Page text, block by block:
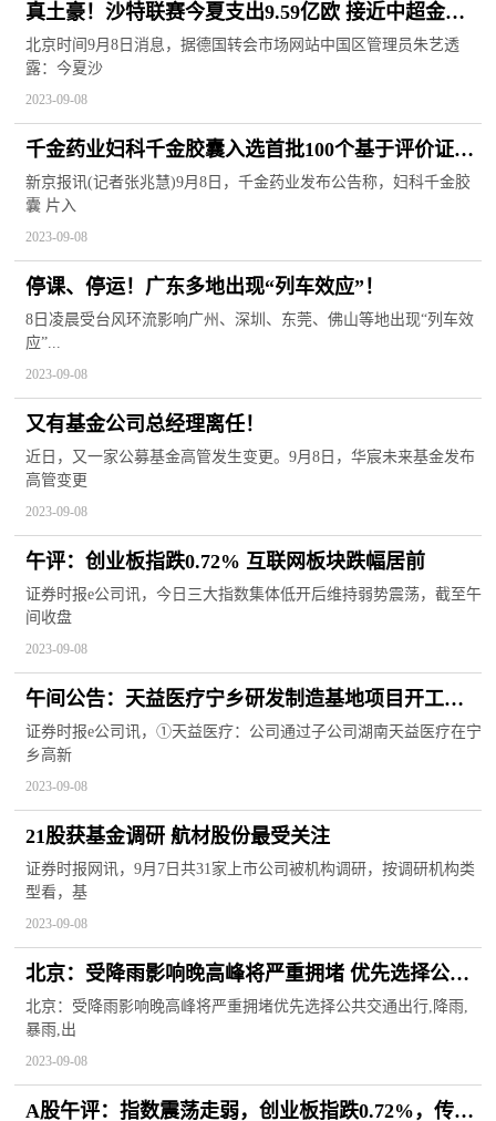
真土豪！沙特联赛今夏支出9.59亿欧 接近中超金元
十年的一半
北京时间9月8日消息，据德国转会市场网站中国区管理员朱艺透
露：今夏沙
2023-09-08
千金药业妇科千金胶囊入选首批100个基于评价证据
的中药品种
新京报讯(记者张兆慧)9月8日，千金药业发布公告称，妇科千金胶
囊 片入
2023-09-08
停课、停运！广东多地出现“列车效应”！
8日凌晨受台风环流影响广州、深圳、东莞、佛山等地出现“列车效
应”...
2023-09-08
又有基金公司总经理离任！
近日，又一家公募基金高管发生变更。9月8日，华宸未来基金发布
高管变更
2023-09-08
午评：创业板指跌0.72% 互联网板块跌幅居前
证券时报e公司讯，今日三大指数集体低开后维持弱势震荡，截至午
间收盘
2023-09-08
午间公告：天益医疗宁乡研发制造基地项目开工奠
基
证券时报e公司讯，①天益医疗：公司通过子公司湖南天益医疗在宁
乡高新
2023-09-08
21股获基金调研 航材股份最受关注
证券时报网讯，9月7日共31家上市公司被机构调研，按调研机构类
型看，基
2023-09-08
北京：受降雨影响晚高峰将严重拥堵 优先选择公共
交通出行
北京：受降雨影响晚高峰将严重拥堵优先选择公共交通出行,降雨,
暴雨,出
2023-09-08
A股午评：指数震荡走弱，创业板指跌0.72%，传媒